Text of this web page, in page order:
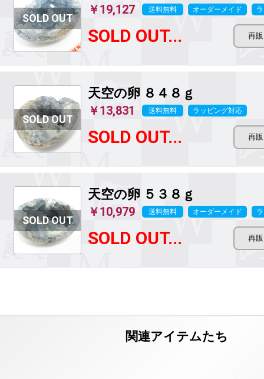
￥19,127 送料無料 オーダーメイド
SOLD OUT...
天空の卵 ８４８ｇ
￥13,831 送料無料 ラッピング対応
SOLD OUT...
天空の卵 ５３８ｇ
￥10,979 送料無料 オーダーメイド
SOLD OUT...